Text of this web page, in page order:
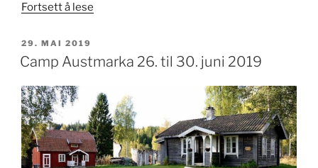
Fortsett å lese
Eidskog
juni»
PUBLISERT
29. MAI 2019
Camp Austmarka 26. til 30. juni 2019